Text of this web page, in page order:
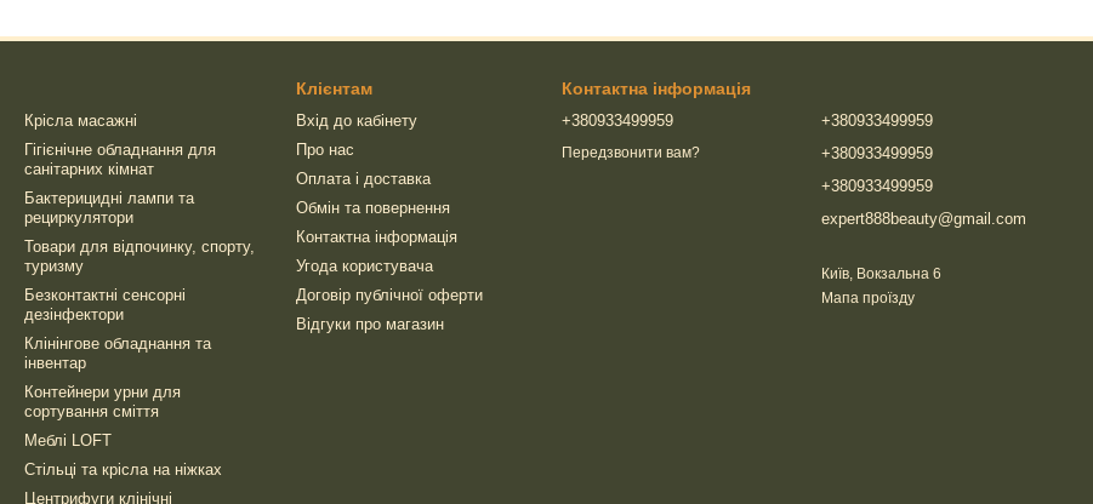
Крісла масажні
Гігієнічне обладнання для
санітарних кімнат
Бактерицидні лампи та
рециркулятори
Товари для відпочинку, спорту,
туризму
Безконтактні сенсорні
дезінфектори
Клінінгове обладнання та
інвентар
Контейнери урни для
сортування сміття
Меблі LOFT
Стільці та крісла на ніжках
Центрифуги клінічні
Клієнтам
Вхід до кабінету
Про нас
Оплата і доставка
Обмін та повернення
Контактна інформація
Угода користувача
Договір публічної оферти
Відгуки про магазин
Контактна інформація
+380933499959
Передзвонити вам?
+380933499959
+380933499959
+380933499959
expert888beauty@gmail.com
Київ, Вокзальна 6
Мапа проїзду